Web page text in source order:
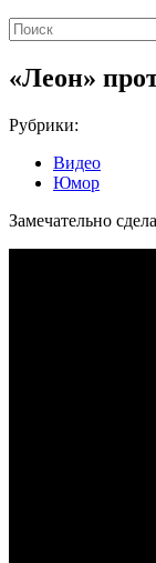
КНОПКА
ЗАКРЫТЬ
Найти:
«Леон»
Рубрики:
Видео
Юмор
Замечательно